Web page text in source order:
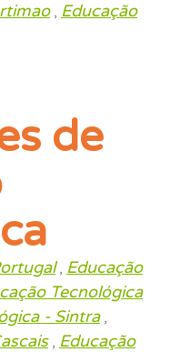
, Educação
de
, Educação
Tecnológica
- Sintra,
, Educação